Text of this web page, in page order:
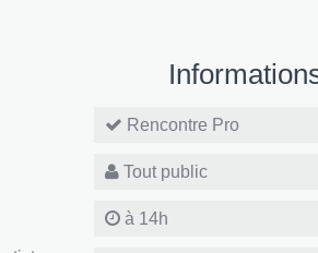
Rencontre Pro
Tout public
à 14h